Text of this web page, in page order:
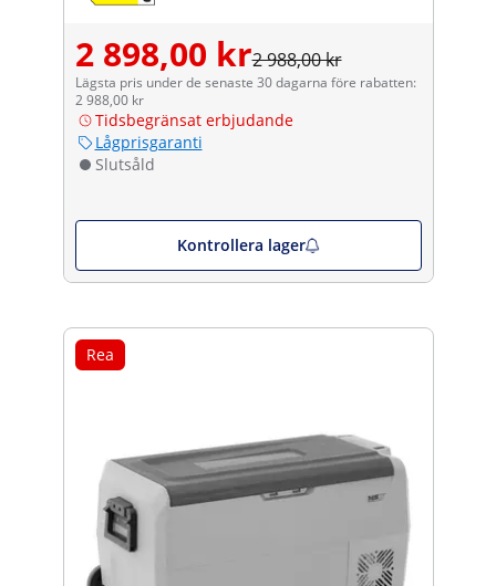
2 898,00 kr2 988,00 kr
Lägsta pris under de senaste 30 dagarna före rabatten:
2 988,00 kr
Tidsbegränsat erbjudande
Lågprisgaranti
Slutsåld
Kontrollera lager
Rea